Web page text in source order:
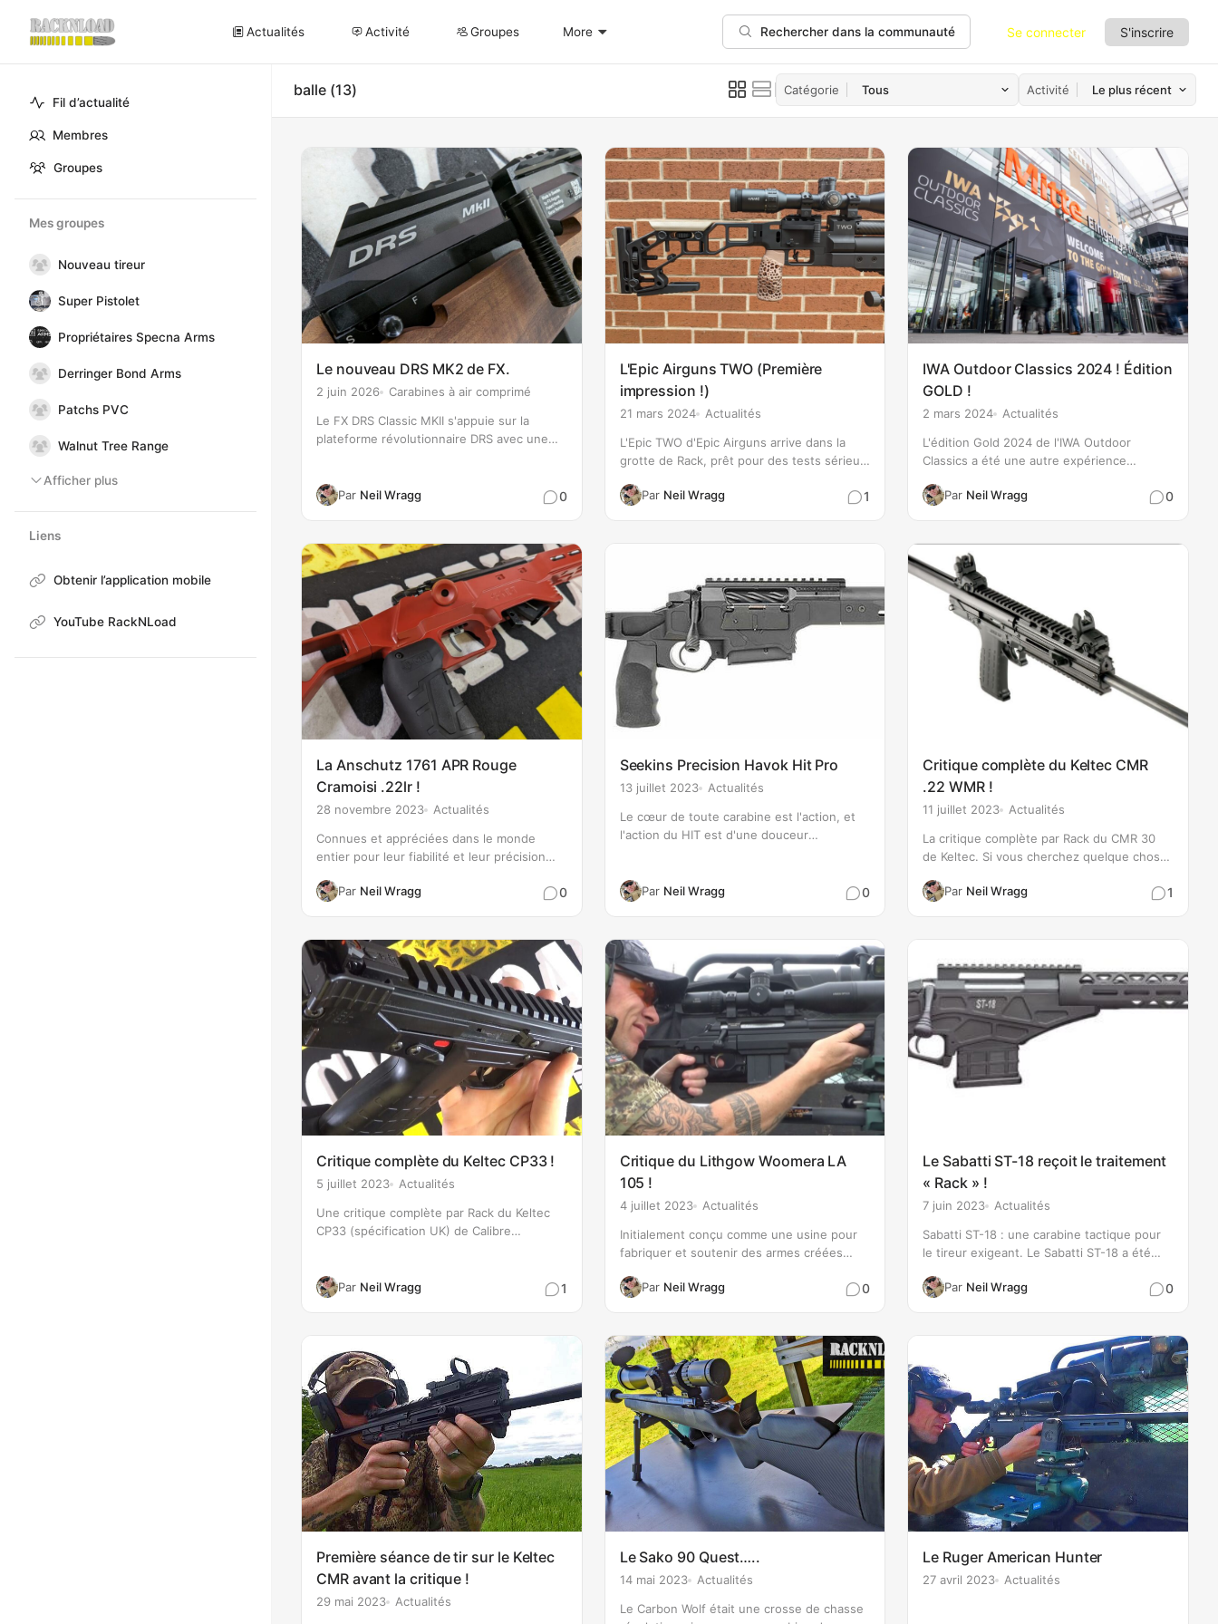
Fil d’actualité
Membres
Groupes
Mes groupes
Nouveau tireur
Super Pistolet
Propriétaires Specna Arms
Derringer Bond Arms
Patchs PVC
Walnut Tree Range
Afficher plus
Liens
Obtenir l’application mobile
YouTube RackNLoad
Actualités Activité Groupes More Rechercher dans la communauté Se connecter S'inscrire
balle 13 Catégorie Activité
Le nouveau DRS MK2 de FX.
2 juin 2026 Carabines à air comprimé
Par Neil Wragg
Le FX DRS Classic MKII s'appuie sur la
plateforme révolutionnaire DRS avec une
nouveau système de canon APB, d'un
0
L'Epic Airguns TWO (Première
impression !)
21 mars 2024 Actualités
Par Neil Wragg
L'Epic TWO d'Epic Airguns arrive dans la
grotte de Rack, prêt pour des tests sérieux
un essai complet de cette superbe carabine
1
IWA Outdoor Classics 2024 ! Édition
GOLD !
2 mars 2024 Actualités
Par Neil Wragg
L'édition Gold 2024 de l'IWA Outdoor
Classics a été une autre expérience
pendant que j'écris ceci ! Un événement
0
La Anschutz 1761 APR Rouge
Cramoisi .22lr !
28 novembre 2023 Actualités
Par Neil Wragg
Connues et appréciées dans le monde
entier pour leur fiabilité et leur précision
calibre ANSCHÜTZ 1710. Il n'est donc pas
croissant…
0
Seekins Precision Havok Hit Pro
13 juillet 2023 Actualités
Par Neil Wragg
Le cœur de toute carabine est l'action, et
l'action du HIT est d'une douceur
allongé et un fond plat, sa résistance
0
Critique complète du Keltec CMR
.22 WMR !
11 juillet 2023 Actualités
Par Neil Wragg
La critique complète par Rack du CMR 30
de Keltec. Si vous cherchez quelque chose
CMR de Keltec est un véritable accroche-
1
Critique complète du Keltec CP33 !
5 juillet 2023 Actualités
Par Neil Wragg
Une critique complète par Rack du Keltec
CP33 (spécification UK) de Calibre
rail supérieur de style Picatinny et d'un…
1
Critique du Lithgow Woomera LA
105 !
4 juillet 2023 Actualités
Par Neil Wragg
Initialement conçu comme une usine pour
fabriquer et soutenir des armes créées
années pour devenir un véritable
experts locaux…
0
Le Sabatti ST-18 reçoit le traitement
« Rack » !
7 juin 2023 Actualités
Par Neil Wragg
Sabatti ST-18 : une carabine tactique pour
le tireur exigeant. Le Sabatti ST-18 a été
compact à la gamme de carabines de
0
Première séance de tir sur le Keltec
CMR avant la critique !
29 mai 2023
Actualités
Le Sako 90 Quest…..
14 mai 2023
Actualités
Le Carbon Wolf était une crosse de chasse
Le Ruger American Hunter
27 avril 2023 Actualités